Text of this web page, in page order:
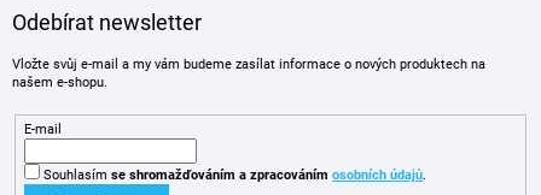
Odebírat newsletter
Vložte svůj e-mail a my vám budeme zasílat informace o nových produktech na
našem e-shopu.
E-mail
Souhlasím se shromažďováním a zpracováním osobních údajů.